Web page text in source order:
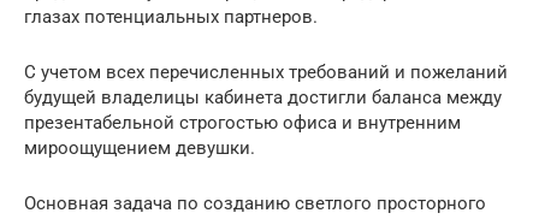
глазах потенциальных партнеров.
С учетом всех перечисленных требований и пожеланий
будущей владелицы кабинета достигли баланса между
презентабельной строгостью офиса и внутренним
мироощущением девушки.
Основная задача по созданию светлого просторного